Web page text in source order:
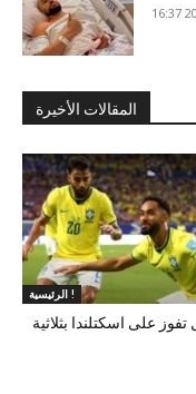
المقالات الأخيرة
الرئيسية !
تفوز على اسكتلندا بثلاثية